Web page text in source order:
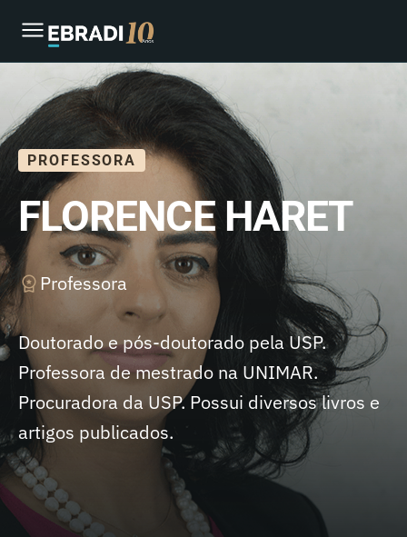
PROFESSORA
FLORENCE HARET
Professora
Doutorado e pós-doutorado pela USP.
Professora de mestrado na UNIMAR.
Procuradora da USP. Possui diversos livros e
artigos publicados.